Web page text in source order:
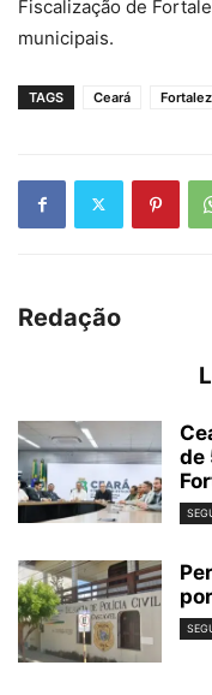
Fiscalização de
municipais.
TAGS Ceará
Redação
de